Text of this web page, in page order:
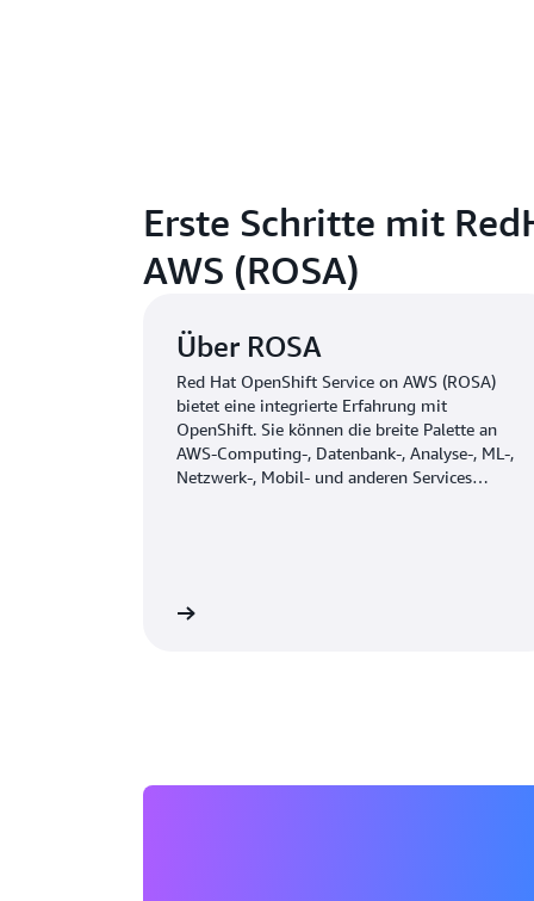
Erste Schritte mit
AWS (ROSA)
Über ROSA
Red Hat OpenShift Service on AWS (ROSA)
bietet eine integrierte Erfahrung mit
OpenShift. Sie können die breite Palette an
AWS-Computing-, Datenbank-, Analyse-, ML-,
Netzwerk-, Mobil- und anderen Services